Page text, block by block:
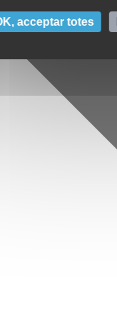
acceptar totes